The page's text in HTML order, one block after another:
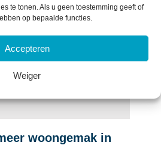
te tonen. Als u geen toestemming geeft of
op bepaalde functies.
Accepteren
Weiger
woongemak in